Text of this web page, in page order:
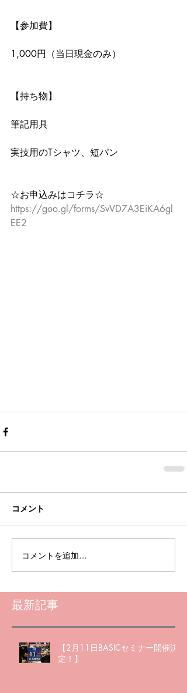
【参加費】
1,000円（当日現金のみ）
【持ち物】
筆記用具
実技用のTシャツ、短パン
☆お申込みはコチラ☆
https://goo.gl/forms/SvVD7A3EiKA6gl
EE2
コメント
コメントを追加…
最新記事
【2月11日BASICセミナー開催決
定！】